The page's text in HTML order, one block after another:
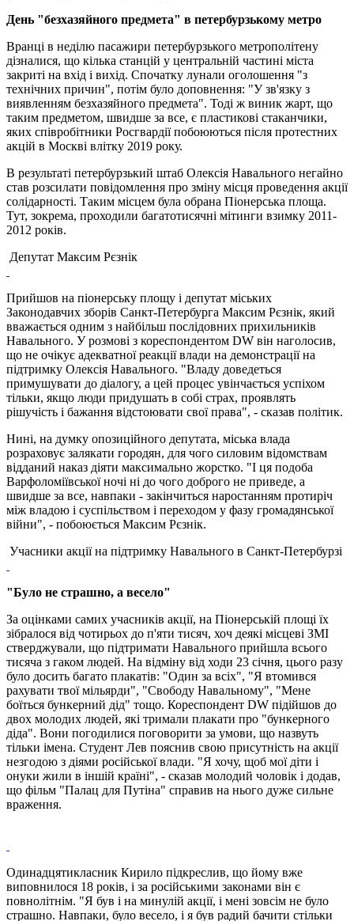
День "безхазяйного предмета" в петербурзькому метро
Вранці в неділю пасажири петербурзького метрополітену
дізналися, що кілька станцій у центральній частині міста
закриті на вхід і вихід. Спочатку лунали оголошення "з
технічних причин", потім було доповнення: "У зв'язку з
виявленням безхазяйного предмета". Тоді ж виник жарт, що
таким предметом, швидше за все, є пластикові стаканчики,
яких співробітники Росгвардії побоюються після протестних
акцій в Москві влітку 2019 року.
В результаті петербурзький штаб Олексія Навального негайно
став розсилати повідомлення про зміну місця проведення акції
солідарності. Таким місцем була обрана Піонерська площа.
Тут, зокрема, проходили багатотисячні мітинги взимку 2011-
2012 років.
Депутат Максим Рєзнік
Прийшов на піонерську площу і депутат міських
Законодавчих зборів Санкт-Петербурга Максим Рєзнік, який
вважається одним з найбільш послідовних прихильників
Навального. У розмові з кореспондентом DW він наголосив,
що не очікує адекватної реакції влади на демонстрації на
підтримку Олексія Навального. "Владу доведеться
примушувати до діалогу, а цей процес увінчається успіхом
тільки, якщо люди придушать в собі страх, проявлять
рішучість і бажання відстоювати свої права", - сказав політик.
Нині, на думку опозиційного депутата, міська влада
розраховує залякати городян, для чого силовим відомствам
відданий наказ діяти максимально жорстко. "І ця подоба
Варфоломіївської ночі ні до чого доброго не приведе, а
швидше за все, навпаки - закінчиться наростанням протиріч
між владою і суспільством і переходом у фазу громадянської
війни", - побоюється Максим Рєзнік.
Учасники акції на підтримку Навального в Санкт-Петербурзі
"Було не страшно, а весело"
За оцінками самих учасників акції, на Піонерській площі їх
зібралося від чотирьох до п'яти тисяч, хоч деякі місцеві ЗМІ
стверджували, що підтримати Навального прийшла всього
тисяча з гаком людей. На відміну від ходи 23 січня, цього разу
було досить багато плакатів: "Один за всіх", "Я втомився
рахувати твої мільярди", "Свободу Навальному", "Мене
боїться бункерний дід" тощо. Кореспондент DW підійшов до
двох молодих людей, які тримали плакати про "бункерного
діда". Вони погодилися поговорити за умови, що назвуть
тільки імена. Студент Лев пояснив свою присутність на акції
незгодою з діями російської влади. "Я хочу, щоб мої діти і
онуки жили в іншій країні", - сказав молодий чоловік і додав,
що фільм "Палац для Путіна" справив на нього дуже сильне
враження.
Одинадцятикласник Кирило підкреслив, що йому вже
виповнилося 18 років, і за російськими законами він є
повнолітнім. "Я був і на минулій акції, і мені зовсім не було
страшно. Навпаки, було весело, і я був радий бачити стільки